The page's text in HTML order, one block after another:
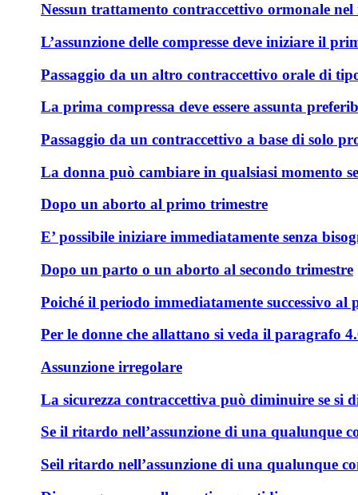
Nessun trattamento contraccettivo ormonale nel
L’assunzione delle compresse deve iniziare il
Passaggio da un altro contraccettivo orale di
La prima compressa deve essere assunta
Passaggio da un contraccettivo a base di solo
La donna può cambiare in qualsiasi momento
Dopo un aborto al primo trimestre
E’ possibile iniziare immediatamente senza
Dopo un parto o un aborto al secondo trimestre
Poiché il periodo immediatamente successivo
Per le donne che allattano si veda il paragrafo
Assunzione irregolare
La sicurezza contraccettiva può diminuire se si
Se il ritardo nell’assunzione di una qualunque
Seil ritardo nell’assunzione di una qualunque